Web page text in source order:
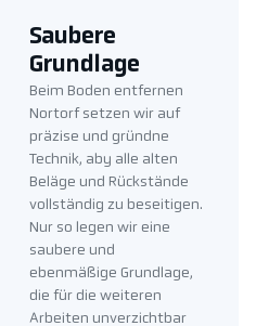
Saubere
Grundlage
Beim Boden entfernen
Nortorf setzen wir auf
präzise und gründne
Technik, aby alle alten
Beläge und Rückstände
vollständig zu beseitigen.
Nur so legen wir eine
saubere und
ebenmäßige Grundlage,
die für die weiteren
Arbeiten unverzichtbar